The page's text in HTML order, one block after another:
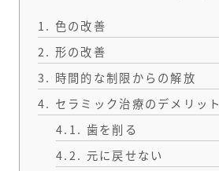
1. 色の改善
2. 形の改善
3. 時間的な制限からの解放
4. セラミック治療のデメリット
4.1. 歯を削る
4.2. 元に戻せない